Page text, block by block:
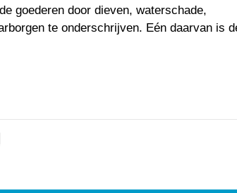
goederen door dieven, waterschade,
te onderschrijven. Eén daarvan is